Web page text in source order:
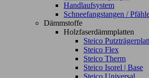
Handlaufsystem
Schneefangstangen /
Dämmstoffe
Holzfaserdämmplatten
Steico
Steico Flex
Steico Therm
Steico Isorel | Base